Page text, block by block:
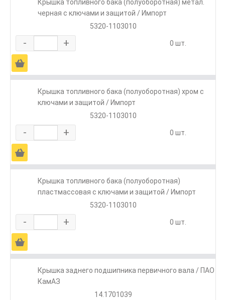
Крышка топливного бака (полуоборотная) метал.
черная с ключами и защитой / Импорт
5320-1103010
- + 0 шт.
Ä
Крышка топливного бака (полуоборотная) хром с
ключами и защитой / Импорт
5320-1103010
- + 0 шт.
Ä
Крышка топливного бака (полуоборотная)
пластмассовая с ключами и защитой / Импорт
5320-1103010
- + 0 шт.
Ä
Крышка заднего подшипника первичного вала / ПАО
КамАЗ
14.1701039